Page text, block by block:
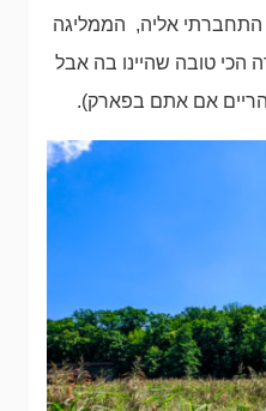
התחברתי אליה, הממליגה
הכי טובה שהיינו בה אבל
אם אתם בפארק).